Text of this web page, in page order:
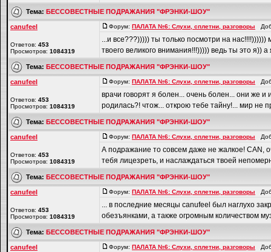
Тема: БЕССОВЕСТНЫЕ ПОДРАЖАНИЯ "ФРЭНКИ-ШОУ"
canufeel
Ответов: 453
Просмотров: 1084319
Форум: ПАЛАТА №6: Слухи, сплетни, разговоры
...и все???))))) ты только посмотри на нас!!!!))))))
твоего великого внимания!!!))))) ведь ты это я)) а
Тема: БЕССОВЕСТНЫЕ ПОДРАЖАНИЯ "ФРЭНКИ-ШОУ"
canufeel
Ответов: 453
Просмотров: 1084319
Форум: ПАЛАТА №6: Слухи, сплетни, разговоры
врачи говорят я болен... очень болен... они же
родилась?! чтож... открою тебе тайну!... мир не
Тема: БЕССОВЕСТНЫЕ ПОДРАЖАНИЯ "ФРЭНКИ-ШОУ"
canufeel
Ответов: 453
Просмотров: 1084319
Форум: ПАЛАТА №6: Слухи, сплетни, разговоры
А подражание то совсем даже не жалкое! CAN,
тебя лицезреть, и наслаждаться твоей
Тема: БЕССОВЕСТНЫЕ ПОДРАЖАНИЯ "ФРЭНКИ-ШОУ"
canufeel
Ответов: 453
Просмотров: 1084319
Форум: ПАЛАТА №6: Слухи, сплетни, разговоры
... в последние месяцы canufeel был наглухо
обезъянками, а также огромным количеством
Тема: БЕССОВЕСТНЫЕ ПОДРАЖАНИЯ "ФРЭНКИ-ШОУ"
canufeel Форум: ПАЛАТА №6: Слухи, сплетни, разговоры